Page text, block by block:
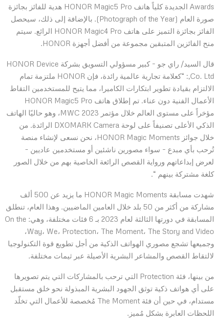
Awards الجديدة كلياً هاتف HONOR Magic5 Pro هدية للفائز بجائزة
صورة العام (Photograph of the Year). بالإضافة إلى ذلك، سيحصل
الفائز بجائزة التميز على هاتف HONOR Magic4 Pro الرائع. سيتم
منح الفائزين المتبقين مجموعة من أفضل أجهزة HONOR.
قال السيد/ راي جو – كبير مسؤولي التسويق بشركة HONOR Device
Co. Ltd,: “كعلامة تجارية عالمية رائدة، فإن HONOR ملتزمة تمام
الالتزام بقيادة تطوير ابتكارات الكاميرا، مما يتيح للمستخدمين التقاط
الأعمال الفنية دون عناء. تم إطلاق هاتف HONOR Magic5 Pro
مؤخراً على مستوى العالم خلال مؤتمر MWC 2023، وهو حاليًا الهاتف
الذكي الأعلى تصنيفاً على لوحة DXOMARK Camera الرائدة. من
خلال جوائز HONOR Magic Moments، نحن نسعى لإنشاء منصة
تُرحب بأي مبدع – سواء مصورين ناشئين أو مستخدمين عاديين –
لعرض إبداعاتهم ورواية القصص الرائعة الخاصية بهم من خلال الصور
كلغة مشتركة بينهم “.
شهدت مسابقة HONOR Magic Moments ما يزيد عن 500 ألف
مشاركة من أكثر من 50 بلد خلال العامين الماضيين. وهذا العام، تنطلق
المسابقة في دورتها الثالثة لعام 2023 بـ 6 فئات مختلفة، وهي: On the
Way، We، Protection، The Moment، The Story and Video،
وجميعها تشجع مصوري الهواتف الذكية من أجل تطويع قوة التكنولوجيا
لالتقاط القصص والمشاعر البشرية الأصيلة عبر ثيمات مختلفة.
من بينها، فئة Protection التي ترحب بالمشاركات التي يتم تصويرها
على أي هواتف ذكية توثق الجهود البشرية المبذولة نحو خلق مستقبل
مستدام، في حين أن فئة The Moment مُخصصة للأعمال التي تخلّد
اللحظات العابرة بشكل مُميز.